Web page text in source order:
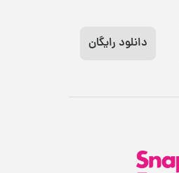
دانلود رایگان